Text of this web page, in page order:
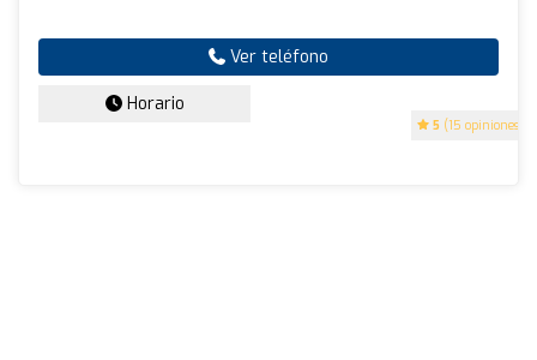
5 (15 opiniones)
Ver teléfono
Horario